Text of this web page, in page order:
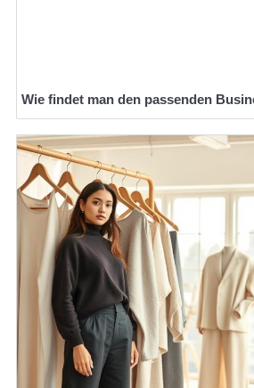
Wie findet man den passenden